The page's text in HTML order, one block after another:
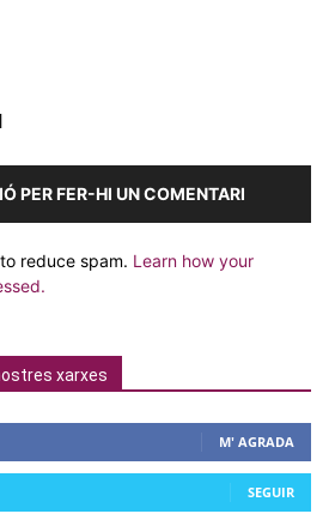
PER FER-HI UN COMENTARI
reduce spam. Learn how your
xarxes
M' AGRADA
SEGUIR